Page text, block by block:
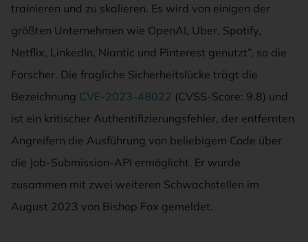
trainieren und zu skalieren. Es wird von einigen der
größten Unternehmen wie OpenAI, Uber, Spotify,
Netflix, LinkedIn, Niantic und Pinterest genutzt”, so die
Forscher. Die fragliche Sicherheitslücke trägt die
Bezeichnung CVE-2023-48022 (CVSS-Score: 9.8) und
ist ein kritischer Authentifizierungsfehler, der entfernten
Angreifern die Ausführung von beliebigem Code über
die Job-Submission-API ermöglicht. Er wurde
zusammen mit zwei weiteren Schwachstellen im
August 2023 von Bishop Fox gemeldet.